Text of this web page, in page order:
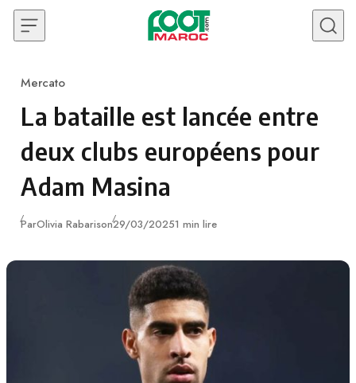
Skip to content
Category
Mercato
La bataille est lancée entre
deux clubs européens pour
Adam Masina
ParOlivia RabarisonPublié
29/03/20251 min lire